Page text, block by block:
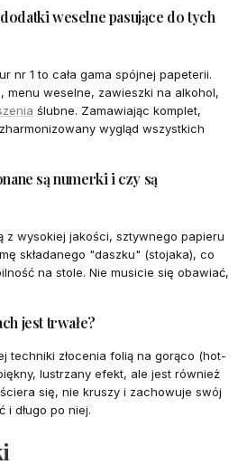
weselne pasujące do tych
nr 1 to cała gama spójnej papeterii.
menu weselne, zawieszki na alkohol,
ślubne. Zamawiając komplet,
wygląd wszystkich
są numerki i czy są
z wysokiej jakości, sztywnego papieru
składanego "daszku" (stojaka), co
na stole. Nie musicie się obawiać,
jest trwałe?
techniki złocenia folią na gorąco (hot-
lustrzany efekt, ale jest również
się, nie kruszy i zachowuje swój
i długo po niej.